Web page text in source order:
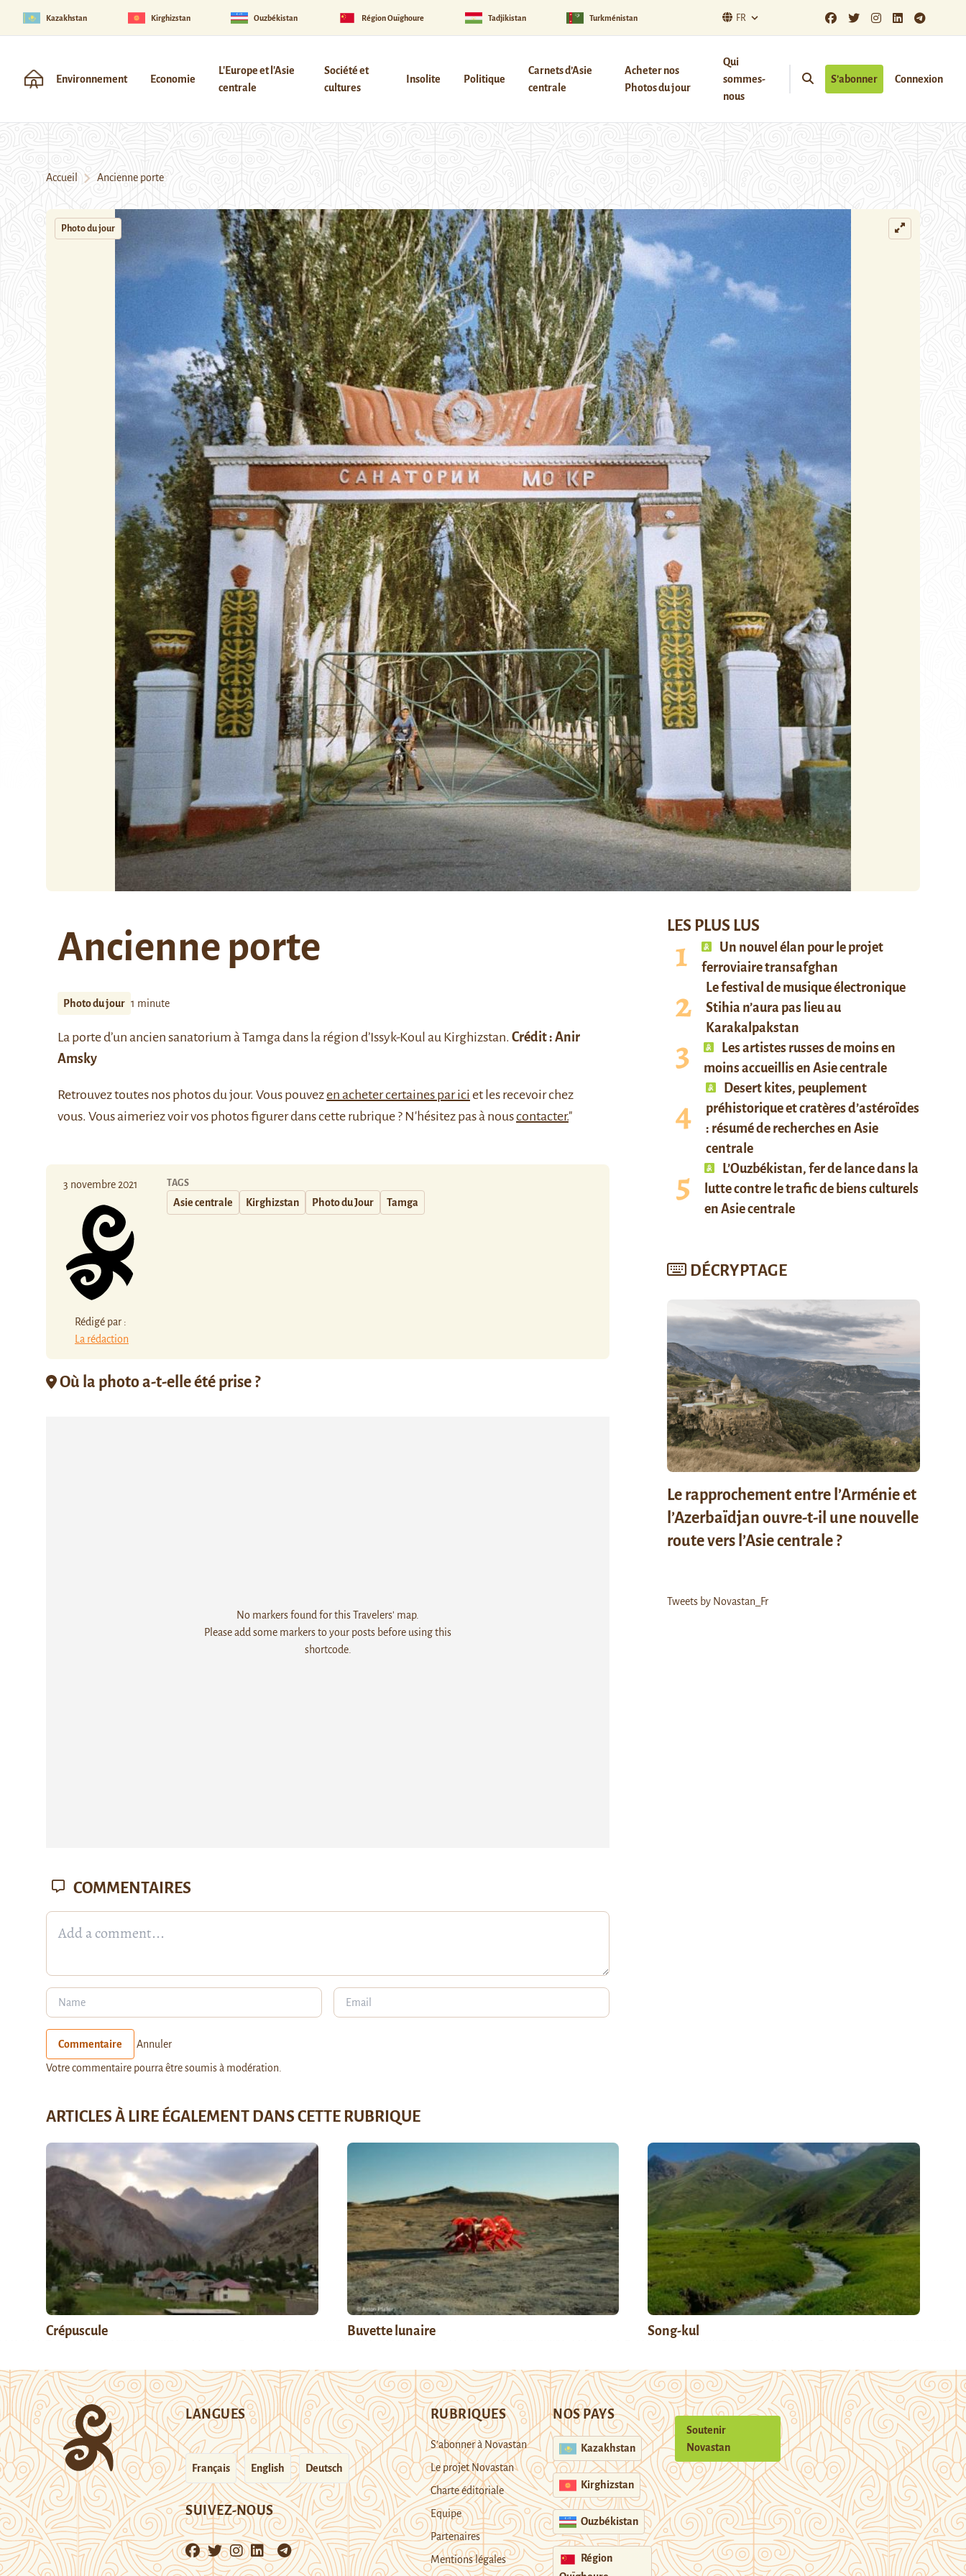
Kazakhstan Kirghizstan Ouzbékistan Région Ouïghoure Tadjikistan Turkménistan FR
Environnement Economie
L'Europe et l'Asie
centrale
Société et
cultures
Insolite Politique
Carnets d’Asie
centrale
Acheter nos
Photos du jour
Qui
sommes-
nous
S’abonner Connexion
Accueil Ancienne porte
Photo du jour
Ancienne porte
Photo du jour 1 minute
La porte d’un ancien sanatorium à Tamga dans la région d’Issyk-Koul au Kirghizstan. Crédit : Anir
Amsky
Retrouveztoutes nos photos du jour. Vous pouvezen acheter certaines par ici et les recevoir chez
vous. Vous aimeriez voir vos photos figurer dans cette rubrique ? N'hésitez pas à nouscontacter."
3 novembre 2021
Rédigé par :
La rédaction
TAGS
Asie centrale Kirghizstan Photo du Jour Tamga
Où la photo a-t-elle été prise ?
No markers found for this Travelers' map.
Please add some markers to your posts before using this
shortcode.
LES PLUS LUS
Un nouvel élan pour le projet
ferroviaire transafghan
Le festival de musique électronique
Stihia n’aura pas lieu au
Karakalpakstan
Les artistes russes de moins en
moins accueillis en Asie centrale
Desert kites, peuplement
préhistorique et cratères d’astéroïdes
: résumé de recherches en Asie
centrale
L’Ouzbékistan, fer de lance dans la
lutte contre le trafic de biens culturels
en Asie centrale
DÉCRYPTAGE
Le rapprochement entre l’Arménie et
l’Azerbaïdjan ouvre-t-il une nouvelle
route vers l’Asie centrale ?
Tweets by Novastan_Fr
COMMENTAIRES
Commentaire Annuler
Votre commentaire pourra être soumis à modération.
ARTICLES À LIRE ÉGALEMENT DANS CETTE RUBRIQUE
Crépuscule Buvette lunaire Song-kul
LANGUES
Français English Deutsch
SUIVEZ-NOUS
RUBRIQUES
S’abonner à Novastan
Le projet Novastan
Charte éditoriale
Equipe
Partenaires
Mentions légales
NOS PAYS
Kazakhstan
Kirghizstan
Ouzbékistan
Région
Soutenir
Novastan